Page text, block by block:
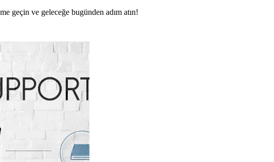
geçin ve geleceğe bugünden adım atın!